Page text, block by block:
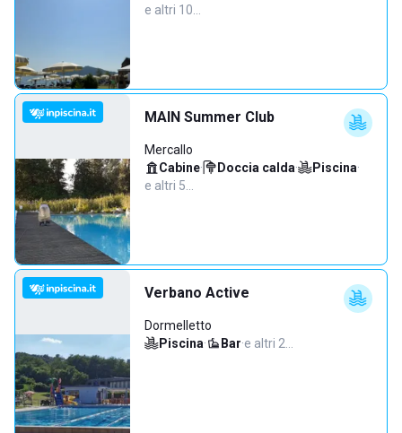
e altri 10…
MAIN Summer Club
Mercallo
Cabine· Doccia calda· Piscina·
e altri 5…
Verbano Active
Dormelletto
Piscina· Bar·e altri 2…